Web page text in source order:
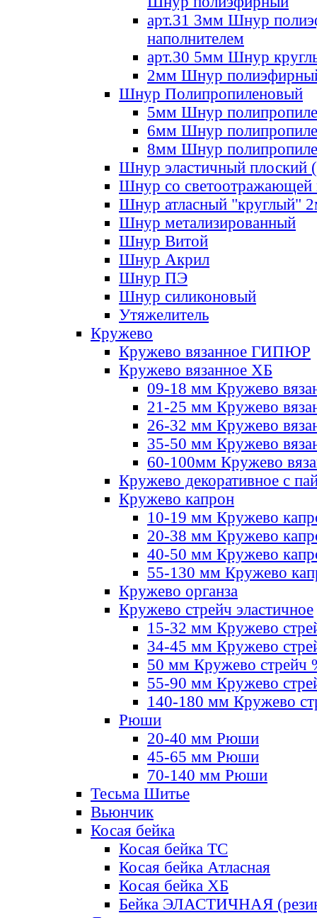
арт.31 3мм Шнур
наполнителем
арт.30 5мм Шнур
2мм Шнур
Шнур Полипропиленовый
5мм Шнур
6мм Шнур
8мм Шнур
Шнур эластичный плоский
Шнур со светоотражающей
Шнур атласный "круглый"
Шнур метализированный
Шнур Витой
Шнур Акрил
Шнур ПЭ
Шнур силиконовый
Утяжелитель
Кружево
Кружево вязанное ГИПЮР
Кружево вязанное ХБ
09-18 мм Кружево
21-25 мм Кружево
26-32 мм Кружево
35-50 мм Кружево
60-100мм Кружево
Кружево декоративное с
Кружево капрон
10-19 мм Кружево
20-38 мм Кружево
40-50 мм Кружево
55-130 мм Кружево
Кружево органза
Кружево стрейч эластичное
15-32 мм Кружево
34-45 мм Кружево
50 мм Кружево стрейч
55-90 мм Кружево
140-180 мм Кружево
Рюши
20-40 мм Рюши
45-65 мм Рюши
70-140 мм Рюши
Тесьма Шитье
Вьюнчик
Косая бейка
Косая бейка ТС
Косая бейка Атласная
Косая бейка ХБ
Бейка ЭЛАСТИЧНАЯ